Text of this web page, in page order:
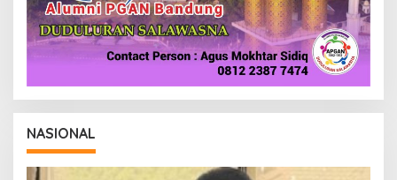
NASIONAL